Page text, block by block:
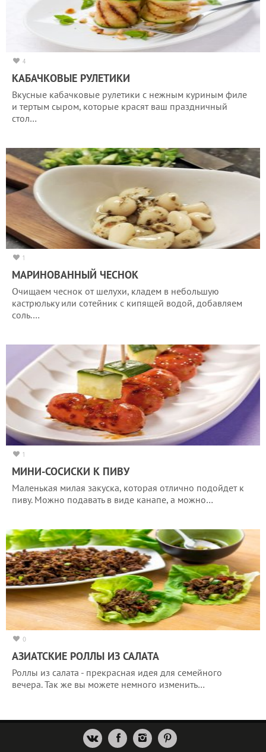
4
КАБАЧКОВЫЕ РУЛЕТИКИ
Вкусные кабачковые рулетики с нежным куриным филе
и тертым сыром, которые красят ваш праздничный
стол…
1
МАРИНОВАННЫЙ ЧЕСНОК
Очищаем чеснок от шелухи, кладем в небольшую
кастрюльку или сотейник с кипящей водой, добавляем
соль.…
1
МИНИ-СОСИСКИ К ПИВУ
Маленькая милая закуска, которая отлично подойдет к
пиву. Можно подавать в виде канапе, а можно…
0
АЗИАТСКИЕ РОЛЛЫ ИЗ САЛАТА
Роллы из салата - прекрасная идея для семейного
вечера. Так же вы можете немного изменить…